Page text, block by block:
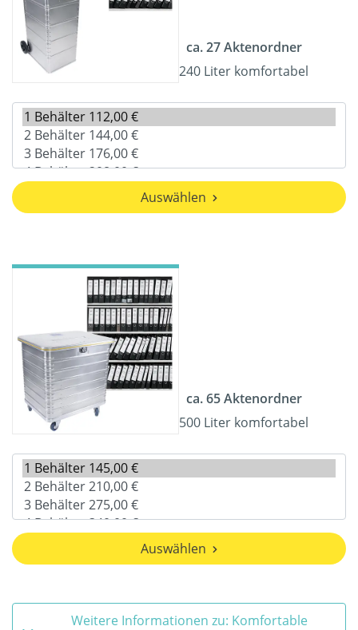
ca. 27 Aktenordner
240 Liter komfortabel
Auswählen
ca. 65 Aktenordner
500 Liter komfortabel
Auswählen
Weitere Informationen zu: Komfortable